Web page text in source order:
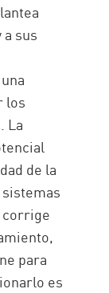
sus
los
La
de la
corrige
para
es